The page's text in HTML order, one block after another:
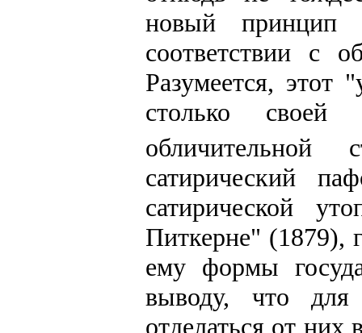
новый принцип
соответствии с
Разумеется, этот
столько своей
обличительной
сатирический
сатирической
Питкерне" (1879),
ему формы
выводу, что
отделаться от них